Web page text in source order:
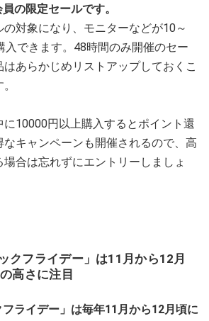
の限定セールです。
対象になり、モニターなどが10～
入できます。48時間のみ開催のセー
あらかじめリストアップしておくこ
に10000円以上購入するとポイント還
キャンペーンも開催されるので、高
合は忘れずにエントリーしましょ
クフライデー」は11月から12月
高さに注目
フライデー」は毎年11月から12月頃に